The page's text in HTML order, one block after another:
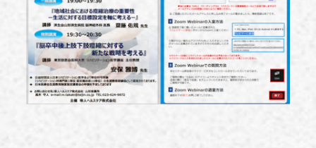
ブログ BLOG
お問い合わせ CONTACT